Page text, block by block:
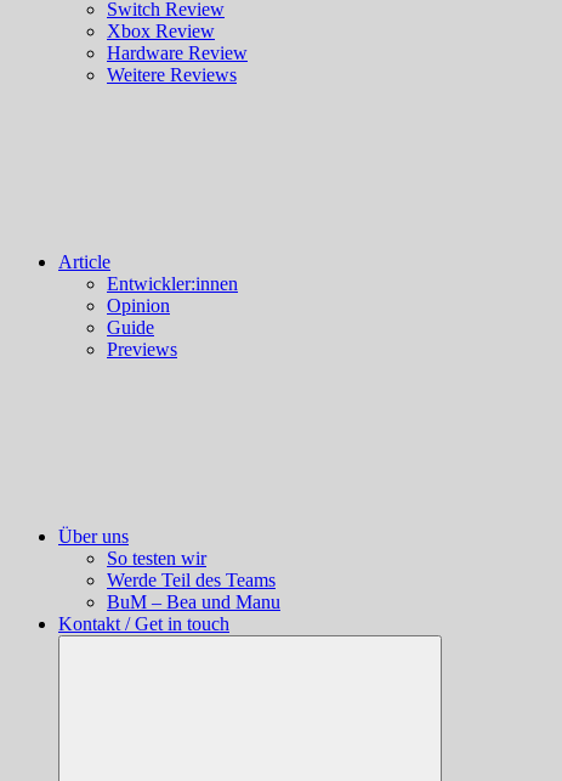
Switch Review
Xbox Review
Hardware Review
Weitere Reviews
Article
Entwickler:innen
Opinion
Guide
Previews
Über uns
So testen wir
Werde Teil des Teams
BuM – Bea und Manu
Kontakt / Get in touch